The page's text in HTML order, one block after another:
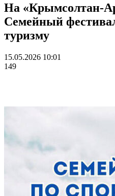
На «Крымсолтан-
Семейный
туризму
15.05.2026 10:01
149